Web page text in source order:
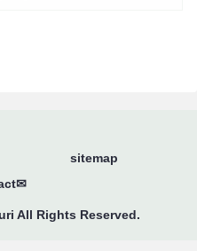
sitemap
All Rights Reserved.